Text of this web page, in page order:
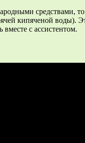
кипяченой воды).
с ассистентом.